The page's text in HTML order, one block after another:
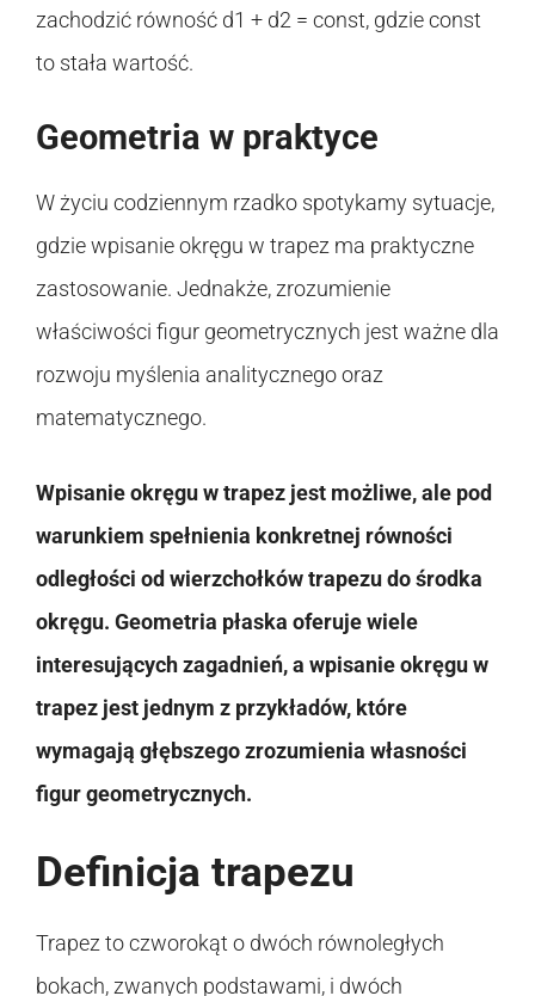
zachodzić równość d1 + d2 = const, gdzie const
to stała wartość.
Geometria w praktyce
W życiu codziennym rzadko spotykamy sytuacje,
gdzie wpisanie okręgu w trapez ma praktyczne
zastosowanie. Jednakże, zrozumienie
właściwości figur geometrycznych jest ważne dla
rozwoju myślenia analitycznego oraz
matematycznego.
Wpisanie okręgu w trapez jest możliwe, ale pod
warunkiem spełnienia konkretnej równości
odległości od wierzchołków trapezu do środka
okręgu. Geometria płaska oferuje wiele
interesujących zagadnień, a wpisanie okręgu w
trapez jest jednym z przykładów, które
wymagają głębszego zrozumienia własności
figur geometrycznych.
Definicja trapezu
Trapez to czworokąt o dwóch równoległych
bokach, zwanych podstawami, i dwóch